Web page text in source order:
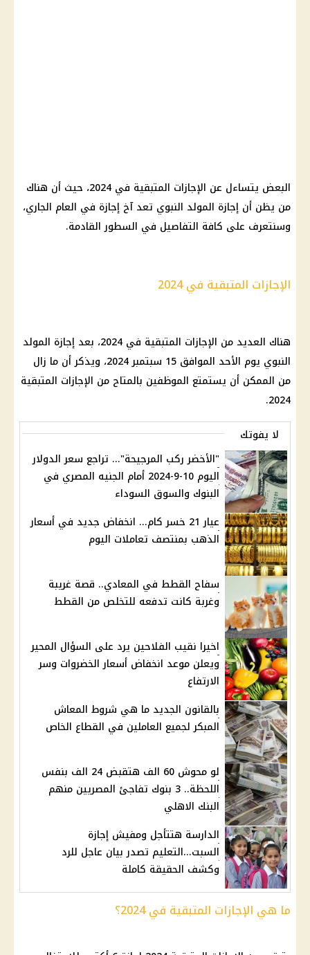
البعض يتساءل عن الإجازات
المتبقية في 2024، حيث أن هناك
من يظن أن إجازة المولد النبوي تعد آخ إجازة في العام الجاري،
وسنتعرف على كافة التفاصيل في السطور القادمة.
الإجازات المتبقية في 2024
هناك العديد من الإجازات المتبقية في 2024، بعد
إجازة المولد
النبوي يوم الأحد الموافق 15 سبتمبر
2024، ويذكر أن ما زال
من الممكن أن يستمتع الموظفين بالمتاح من الإجازات المتبقية
2024.
لا يفوتك
"الأخضر ركب المرجيحة"... تراجع سعر الدولار
اليوم 10-9-2024 أمام الجنيه المصري في
البنوك والسوق السوداء
عيار 21 خسر كام... انخفاض جديد في أسعار
الذهب بمنتصف تعاملات اليوم
سفاح القطط في المعادي.. قصة غريبة
وغربة كانت تدفعه للتخلص من القطط
اخيرا نقيب الفلاحين يرد على السؤال المحير
ويعلن موعد انخفاض أسعار الخضروات وسر
الارتفاع
بالقانون الجديد ما هي شروط المعاش
المبكر لجميع العاملين في القطاع الخاص
لو محوش 60 الف هتقبض 24 الف بنفس
اللحظة.. 3 بنوك تفاجئ المصريين منهم
البنك الاهلي
الدارسة هتتأجل ومفيش إجازة
السبت...التعليم تصدر بيان عاجل للرد
وكشف الحقيقة كاملة
ما هي الإجازات المتبقية في 2024؟